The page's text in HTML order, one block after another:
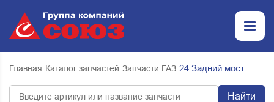
Главная Каталог запчастей Запчасти ГАЗ 24 Задний мост
Найти